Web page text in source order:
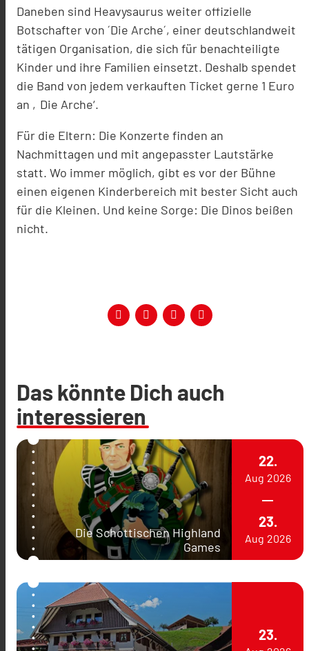
Daneben sind Heavysaurus weiter offizielle
Botschafter von ´Die Arche´, einer deutschlandweit
tätigen Organisation, die sich für benachteiligte
Kinder und ihre Familien einsetzt. Deshalb spendet
die Band von jedem verkauften Ticket gerne 1 Euro
an ‚Die Arche‘.
Für die Eltern: Die Konzerte finden an
Nachmittagen und mit angepasster Lautstärke
statt. Wo immer möglich, gibt es vor der Bühne
einen eigenen Kinderbereich mit bester Sicht auch
für die Kleinen. Und keine Sorge: Die Dinos beißen
nicht.
Das könnte Dich auch
interessieren
Die Schottischen Highland
Games
22.
Aug 2026
23.
Aug 2026
23.